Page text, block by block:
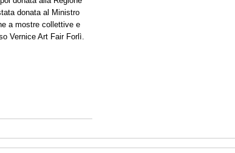
donata al Ministro
a mostre collettive e
Vernice Art Fair Forlì.